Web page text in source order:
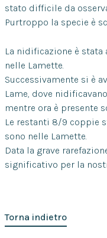
stato difficile da
Purtroppo la specie è
La nidificazione è stata
nelle Lamette.
Successivamente si è
Lame, dove
mentre ora è presente
Le restanti 8/9 coppie
sono nelle Lamette.
Data la grave
significativo per la
Torna indietro